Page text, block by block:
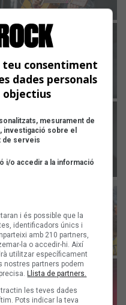
teu consentiment
dades personals
objectius
mesurament de
investigació sobre el
de serveis
i/o accedir a la informació
i és possible que la
identificadors únics i
amb 210 partners,
la o accedir-hi. Així
utilitzar específicament
nostres partners podem
Llista de partners.
les teves dades
Pots indicar la teva